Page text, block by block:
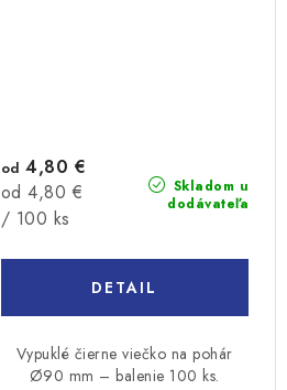
Skladom u
dodávateľa
od 4,80 €
Jednotková
cena:
od 4,80 €
/ 100 ks
DETAIL
Vypuklé čierne viečko na pohár
Ø90 mm – balenie 100 ks.